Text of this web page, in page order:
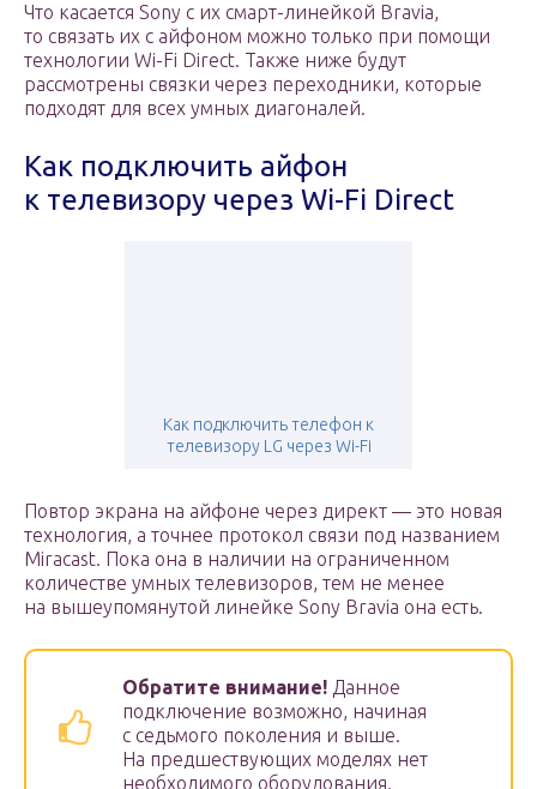
Что касается Sony с их смарт-линейкой Bravia,
то связать их с айфоном можно только при помощи
технологии Wi-Fi Direct. Также ниже будут
рассмотрены связки через переходники, которые
подходят для всех умных диагоналей.
Как подключить айфон
к телевизору через Wi-Fi Direct
Как подключить телефон к
телевизору LG через Wi-Fi
Повтор экрана на айфоне через директ — это новая
технология, а точнее протокол связи под названием
Miracast. Пока она в наличии на ограниченном
количестве умных телевизоров, тем не менее
на вышеупомянутой линейке Sony Bravia она есть.
Обратите внимание! Данное
подключение возможно, начиная
с седьмого поколения и выше.
На предшествующих моделях нет
необходимого оборудования.